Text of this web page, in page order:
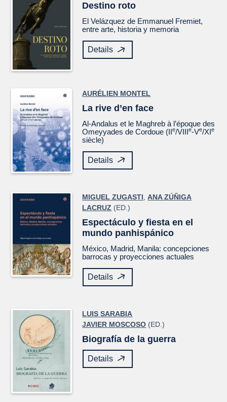
Destino roto
ElVelázquez de Emmanuel Fremiet,
entre arte, historia y memoria
Details
AURÉLIEN MONTEL
La rive d’en face
Al-Andalus et le Maghreb à l’époque des
Omeyyades de Cordoue (IIe/VIIIe-Ve/XIe
siècle)
Details
MIGUEL ZUGASTI ,ANA ZÚÑIGA
LACRUZ (ED.)
Espectáculo y fiesta en el
mundo panhispánico
México, Madrid, Manila: concepciones
barrocas y proyecciones actuales
Details
LUIS SARABIA
JAVIER MOSCOSO (ED.)
Biografía de la guerra
Details